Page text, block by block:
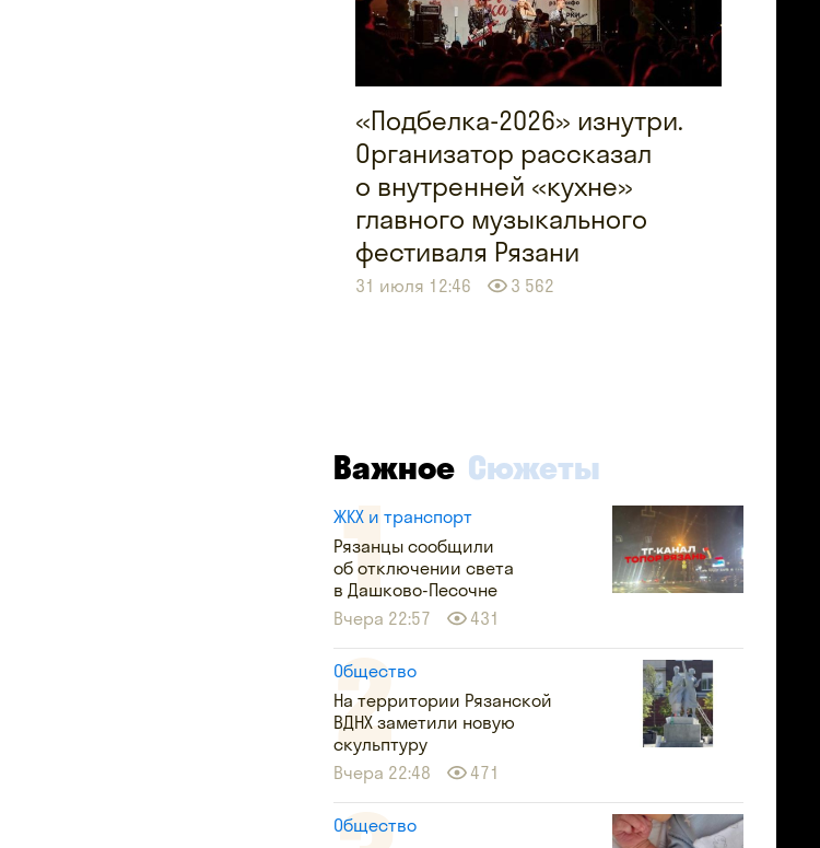
«Подбелка-2026» изнутри.
Организатор рассказал
о внутренней «кухне»
главного музыкального
фестиваля Рязани
31 июля 12:46 3 562
Важное Сюжеты
ЖКХ и транспорт
Рязанцы сообщили
об отключении света
в Дашково-Песочне
Вчера 22:57
431
Общество
На территории Рязанской
ВДНХ заметили новую
скульптуру
Вчера 22:48
471
Общество